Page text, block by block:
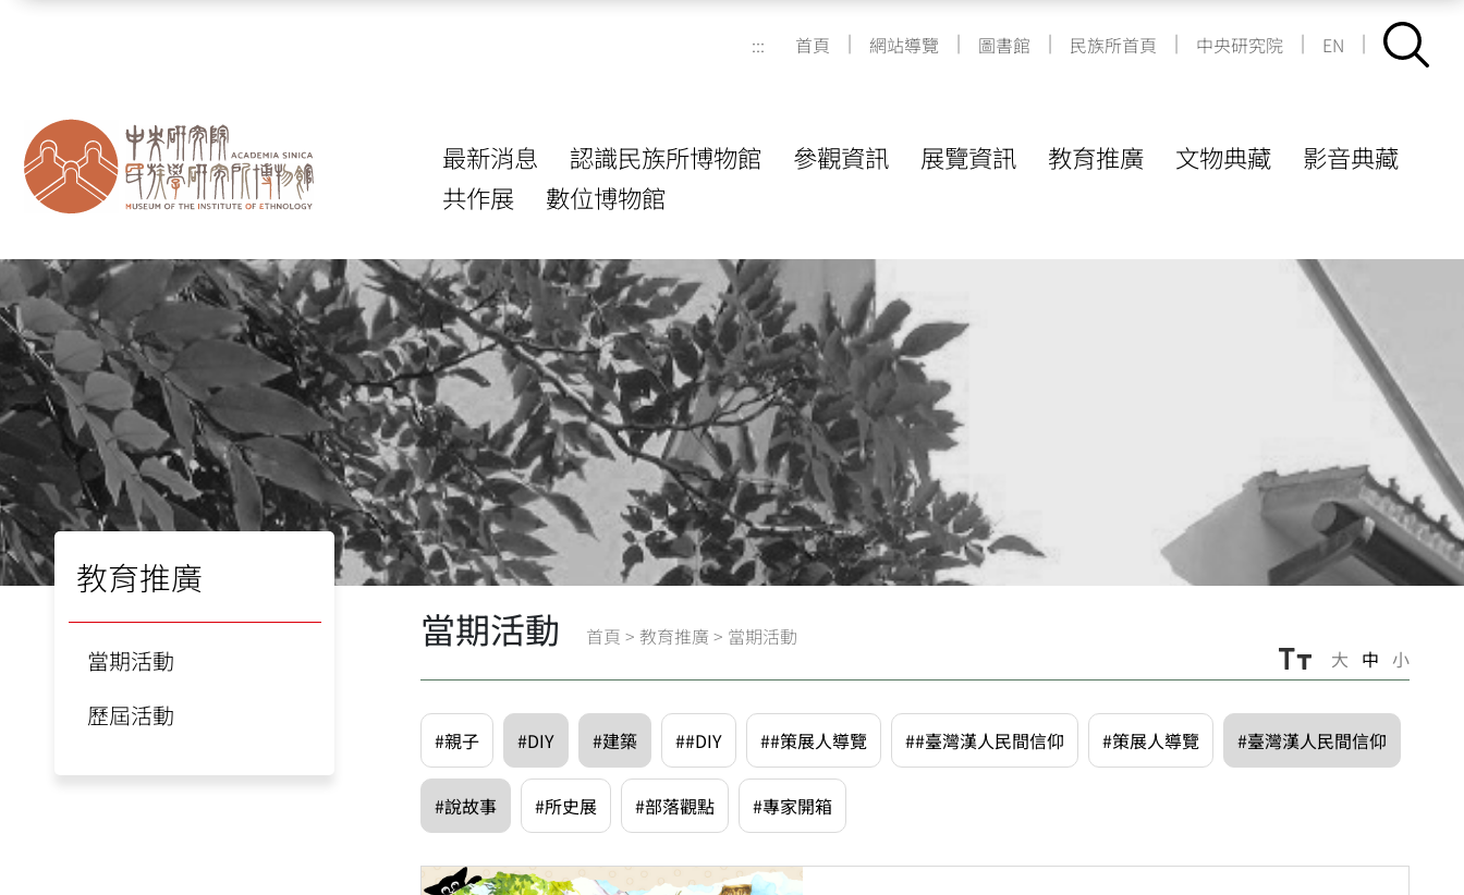
::: 首頁 | 網站導覽 | 圖書館 | 民族所首頁 | 中央研究院 | EN |
最新消息 認識民族所博物館 參觀資訊 展覽資訊 教育推廣 文物典藏
影音典藏
共作展
數位博物館
教育推廣
當期活動
歷屆活動
當期活動 首頁 > 教育推廣 > 當期活動
大 中 小
#親子 #DIY #建築 ##DIY ##策展人導覽 ##臺灣漢人民間信仰 #策展人導覽 #臺灣漢人民間信仰
#說故事 #所史展 #部落觀點 #專家開箱